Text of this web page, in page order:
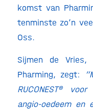
komst van
tenminste zo’n
Oss.
Sijmen de Vries,
Pharming, zegt:
RUCONEST®
angio-oedeem en